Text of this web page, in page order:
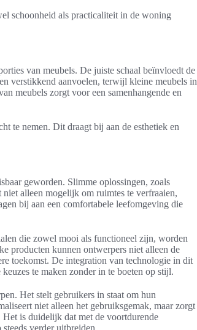
schoonheid als practicaliteit in de woning
van meubels. De juiste schaal beïnvloedt de
verstikkend aanvoelen, terwijl kleine meubels in
meubels zorgt voor een samenhangende en
te nemen. Dit draagt bij aan de esthetiek en
geworden. Slimme oplossingen, zoals
alleen mogelijk om ruimtes te verfraaien,
bij aan een comfortabele leefomgeving die
die zowel mooi als functioneel zijn, worden
producten kunnen ontwerpers niet alleen de
toekomst. De integration van technologie in dit
te maken zonder in te boeten op stijl.
Het stelt gebruikers in staat om hun
niet alleen het gebruiksgemak, maar zorgt
is duidelijk dat met de voortdurende
verder uitbreiden.